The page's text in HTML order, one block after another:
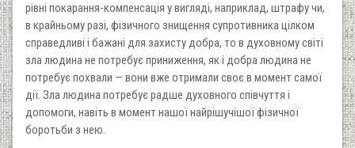
рівні покарання-компенсація у вигляді, наприклад, штрафу чи,
в крайньому разі, фізичного знищення супротивника цілком
справедливі і бажані для захисту добра, то в духовному світі
зла людина не потребує приниження, як і добра людина не
потребує похвали — вони вже отримали своє в момент самої
дії. Зла людина потребує радше духовного співчуття і
допомоги, навіть в момент нашої найрішучішої фізичної
боротьби з нею.